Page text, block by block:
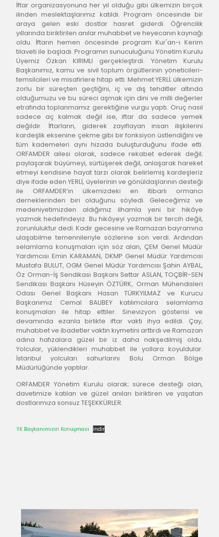
İftar organizasyonuna her yıl olduğu gibi ülkemizin birçok
ilinden meslektaşlarımız katıldı. Program öncesinde bir
araya gelen eski dostlar hasret giderdi. Öğrencilik
yıllarında biriktirilen anılar muhabbet ve heyecanın kaynağı
oldu. İftarın hemen öncesinde program Kur'an-ı Kerim
tilaveti ile başladı. Programın sunuculuğunu Yönetim Kurulu
Üyemiz Özkan KIRIMLI gerçekleştirdi. Yönetim Kurulu
Başkanımız, kamu ve sivil toplum örgütlerinin yöneticileri-
temsilcileri ve misafirlere hitap etti. Mehmet YERLİ; ülkemizin
zorlu bir süreçten geçtiğini, iç ve dış tehditler altında
olduğumuzu ve bu süreci aşmak için dini ve milli değerler
etrafında toplanmamız gerektiğine vurgu yaptı. Oruç nasıl
sadece aç kalmak değil ise, iftar da sadece yemek
değildir. İftarların, giderek zayıflayan insan ilişkilerini
kardeşlik eksenine çekme gibi bir fonksiyon üstlendiğini ve
tüm kademeleri aynı hizada buluşturduğunu ifade etti.
ORFAMDER ailesi olarak, sadece rekabet ederek değil;
paylaşarak büyümeyi, sürtüşerek değil, anlaşarak hareket
etmeyi kendisine hayat tarzı olarak belirlemiş kardeşleriz
diye ifade eden YERLİ, üyelerinin ve gönüldaşlarının desteği
ile ORFAMDER’in ülkemizdeki en itibarlı ormancı
derneklerinden biri olduğunu söyledi. Geleceğimiz ve
medeniyetimizden aldığımız ilhamla yeni bir hikâye
yazmak hedefindeyiz. Bu hikâyeyi yazmak bir tercih değil,
zorunluluktur dedi. Kadir gecesine ve Ramazan bayramına
ulaşabilme temennileriyle sözlerine son verdi. Ardından
selamlama konuşmaları için söz alan, ÇEM Genel Müdür
Yardımcısı Emin KARAMAN, DKMP Genel Müdür Yardımcısı
Mustafa BULUT, OGM Genel Müdür Yardımcısı Şahin AYBAL,
Öz Orman-İş Sendikası Başkanı Settar ASLAN, TOÇBİR-SEN
Sendikası Başkanı Hüseyin ÖZTÜRK, Orman Mühendisleri
Odası Genel Başkanı Hasan TÜRKYILMAZ ve Kurucu
Başkanımız Cemal BALIBEY katılımcılara selamlama
konuşmaları ile hitap ettiler. Sinevizyon gösterisi ve
devamında ezanla birlikte iftar vakti ihya edildi. Çay,
muhabbet ve ibadetler vaktin kıymetini arttırdı ve Ramazan
adına hafızalara güzel bir iz daha nakşedilmiş oldu.
Yolcular, yüklendikleri muhabbet ile yollara koyuldular.
İstanbul yolcuları sahurlarını Bolu Orman Bölge
Müdürlüğünde yaptılar.
ORFAMDER Yönetim Kurulu olarak; sürece desteği olan,
davetimize katılan ve güzel anıları biriktiren ve yaşatan
dostlarımıza sonsuz TEŞEKKÜRLER.
YK Başkanımızın Konuşması İndir